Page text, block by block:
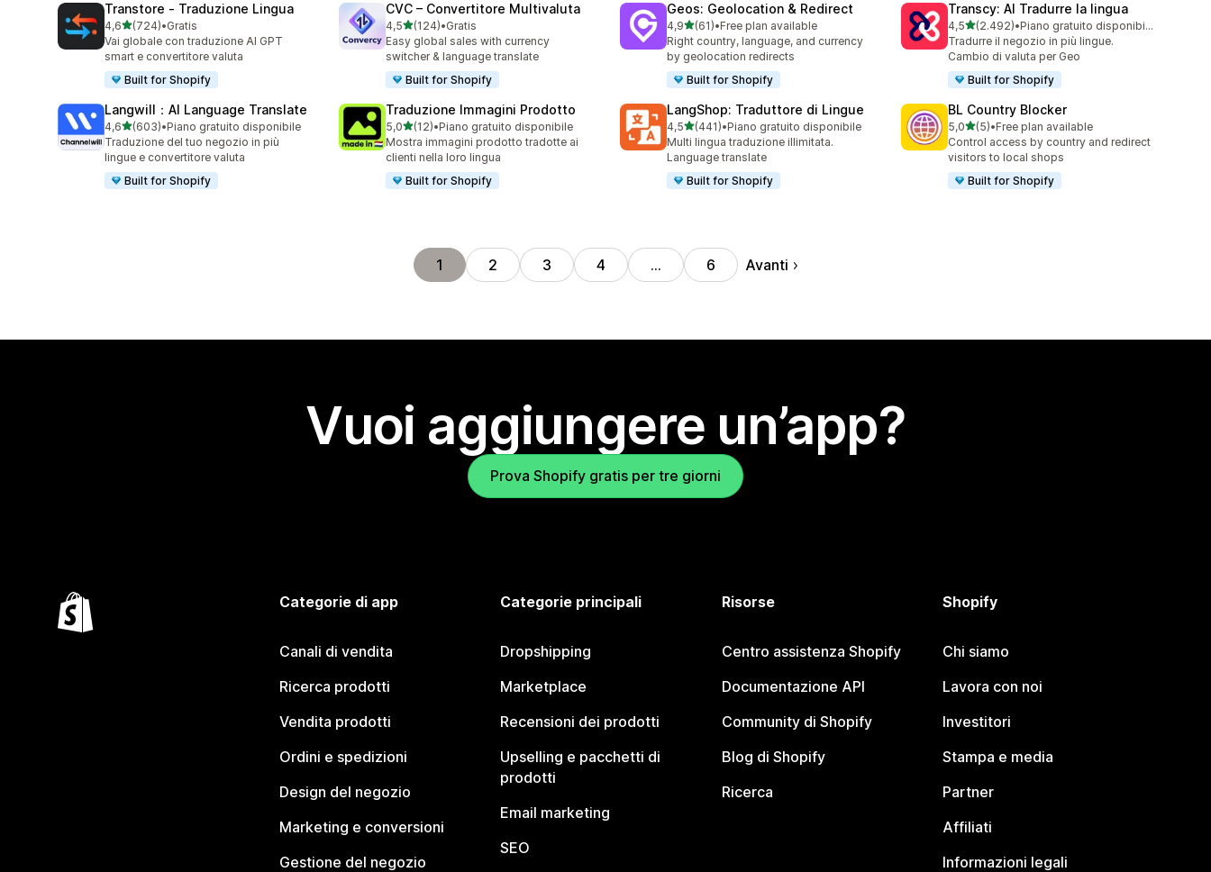
Transtore ‑ Traduzione Lingua
4,6stelle su 5
(724)
724 recensioni totali
•Gratis
Vai globale con traduzione AI GPT
smart e convertitore valuta
Built for Shopify
CVC – Convertitore Multivaluta
4,5stelle su 5
(124)
124 recensioni totali
•Gratis
Easy global sales with currency
switcher & language translate
Built for Shopify
Geos: Geolocation & Redirect
4,9stelle su 5
(61)
61 recensioni totali
•Free plan available
Right country, language, and currency
by geolocation redirects
Built for Shopify
Transcy: AI Tradurre la lingua
4,5stelle su 5
(2.492)
2492 recensioni totali
•
Piano gratuito disponibile
Tradurre il negozio in più lingue.
Cambio di valuta per Geo
Built for Shopify
Langwill：AI Language Translate
4,6stelle su 5
(603)
603 recensioni totali
•Piano gratuito disponibile
Traduzione del tuo negozio in più
lingue e convertitore valuta
Built for Shopify
Traduzione Immagini Prodotto
5,0stelle su 5
(12)
12 recensioni totali
•Piano gratuito disponibile
Mostra immagini prodotto tradotte ai
clienti nella loro lingua
Built for Shopify
LangShop: Traduttore di Lingue
4,5stelle su 5
(441)
441 recensioni totali
•Piano gratuito disponibile
Multi lingua traduzione illimitata.
Language translate
Built for Shopify
BL Country Blocker
5,0stelle su 5
(5)
5 recensioni totali
•Free plan available
Control access by country and redirect
visitors to local shops
Built for Shopify
1 2 3 4 … 6 Avanti
Vuoi aggiungere un’app?
Prova Shopify gratis per tre giorni
Categorie di app
Canali di vendita
Ricerca prodotti
Vendita prodotti
Ordini e spedizioni
Design del negozio
Marketing e conversioni
Gestione del negozio
Categorie principali
Dropshipping
Marketplace
Recensioni dei prodotti
Upselling e pacchetti di
prodotti
Email marketing
SEO
Risorse
Centro assistenza Shopify
Documentazione API
Community di Shopify
Blog di Shopify
Ricerca
Shopify
Chi siamo
Lavora con noi
Investitori
Stampa e media
Partner
Affiliati
Informazioni legali